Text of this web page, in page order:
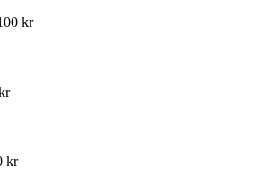
kr
kr